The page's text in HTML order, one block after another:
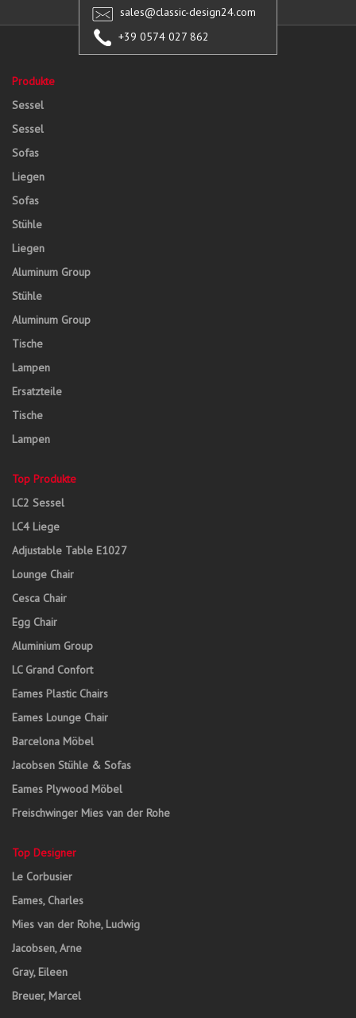
sales@classic-design24.com
+39 0574 027 862
Produkte
Sessel
Sessel
Sofas
Liegen
Sofas
Stühle
Liegen
Aluminum Group
Stühle
Aluminum Group
Tische
Lampen
Ersatzteile
Tische
Lampen
Top Produkte
LC2 Sessel
LC4 Liege
Adjustable Table E1027
Lounge Chair
Cesca Chair
Egg Chair
Aluminium Group
LC Grand Confort
Eames Plastic Chairs
Eames Lounge Chair
Barcelona Möbel
Jacobsen Stühle & Sofas
Eames Plywood Möbel
Freischwinger Mies van der Rohe
Top Designer
Le Corbusier
Eames, Charles
Mies van der Rohe, Ludwig
Jacobsen, Arne
Gray, Eileen
Breuer, Marcel